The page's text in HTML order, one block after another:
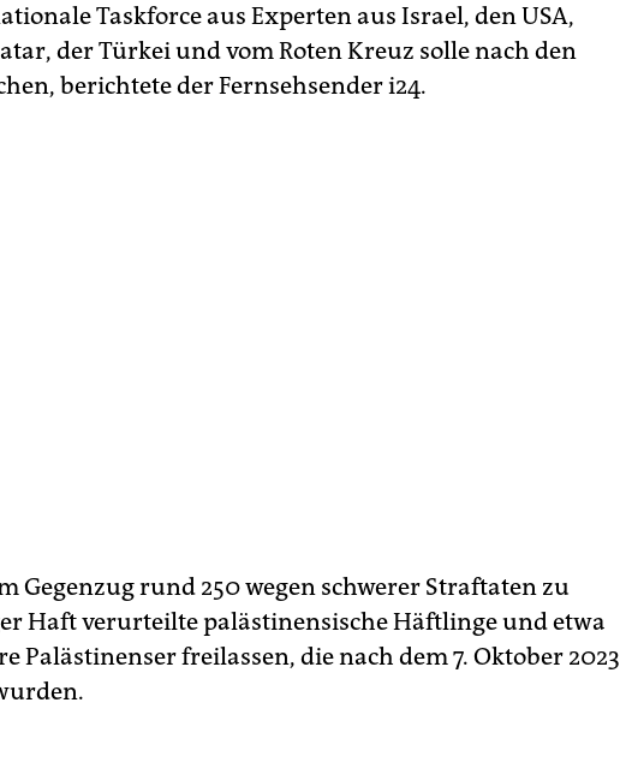
Taskforce aus Experten aus Israel, den USA,
der Türkei und vom Roten Kreuz solle nach den
berichtete der Fernsehsender i24.
Gegenzug rund 250 wegen schwerer Straftaten zu
Haft verurteilte palästinensische Häftlinge und etwa
Palästinenser freilassen, die nach dem 7. Oktober 2023